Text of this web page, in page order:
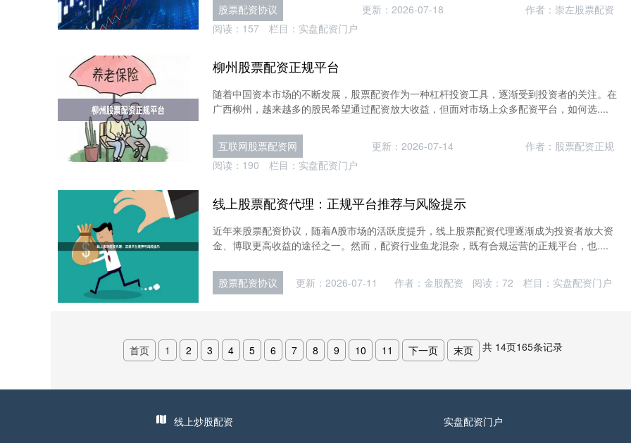
股票配资协议 更新：2026-07-18
作者：崇左股票配资
阅读： 157 栏目： 实盘配资门户
柳州股票配资正规平台
随着中国资本市场的不断发展，股票配资作为一种杠杆投资工具，逐渐受到投资者的关注。在
广西柳州，越来越多的股民希望通过配资放大收益，但面对市场上众多配资平台，如何选....
互联网股票配资网 更新：2026-07-14
作者：股票配资正规
阅读： 190 栏目： 实盘配资门户
线上股票配资代理：正规平台推荐与风险提示
近年来股票配资协议，随着A股市场的活跃度提升，线上股票配资代理逐渐成为投资者放大资
金、博取更高收益的途径之一。然而，配资行业鱼龙混杂，既有合规运营的正规平台，也....
股票配资协议 更新：2026-07-11 作者：金股配资 阅读： 72 栏目： 实盘配资门户
首页 1 2 3 4 5 6 7 8 9 10 11 下一页 末页 共 14页165条记录
线上炒股配资 实盘配资门户